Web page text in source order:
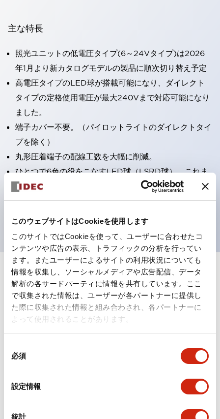
このウェブサイトはCookieを使用します
このサイトではCookieを使って、ユーザーに合わせたコ
ンテンツや広告の表示、トラフィックの分析を行ってい
ます。またユーザーによるサイトの利用状況についても
情報を収集し、ソーシャルメディアや広告配信、データ
解析の各サードパーティに情報を共有しています。ここ
で収集された情報は、ユーザーが各パートナーに提供し
た際に収集された情報と組み合わされ、各パートナーに
よって使用されることがあります。
必須
設定情報
統計
主な特長
照光ユニットの低電圧タイプ(6～24Vタイプ)は2026
年1月より新カタログモデルの製品に順次切り替え予定
高電圧タイプのLED球が搭載可能になり、ダイレクト
タイプの定格使用電圧が最大240Vまで対応可能になり
ました。
端子カバー不要。（パイロットライトのダイレクトタイ
プを除く）
丸形圧着端子の配線工数を大幅に削減。
ひとつで6色の役をこなすLED球（LSRD球）。これま
で色ごとに分かれていたLED球を、1色のLED球で各色
を表現できるようにしました。
UL、CSA、TÜV、CCC認証品。（一部機種は除く）
仕様 すべて展開
形状仕様
電気的仕様(照光部定格)
環境仕様